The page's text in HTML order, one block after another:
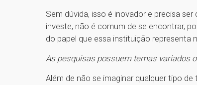
Sem dúvida, isso é inovador e precisa
investe, não é comum de se encontrar,
do papel que essa instituição representa
As pesquisas possuem temas variados
Além de não se imaginar qualquer tipo